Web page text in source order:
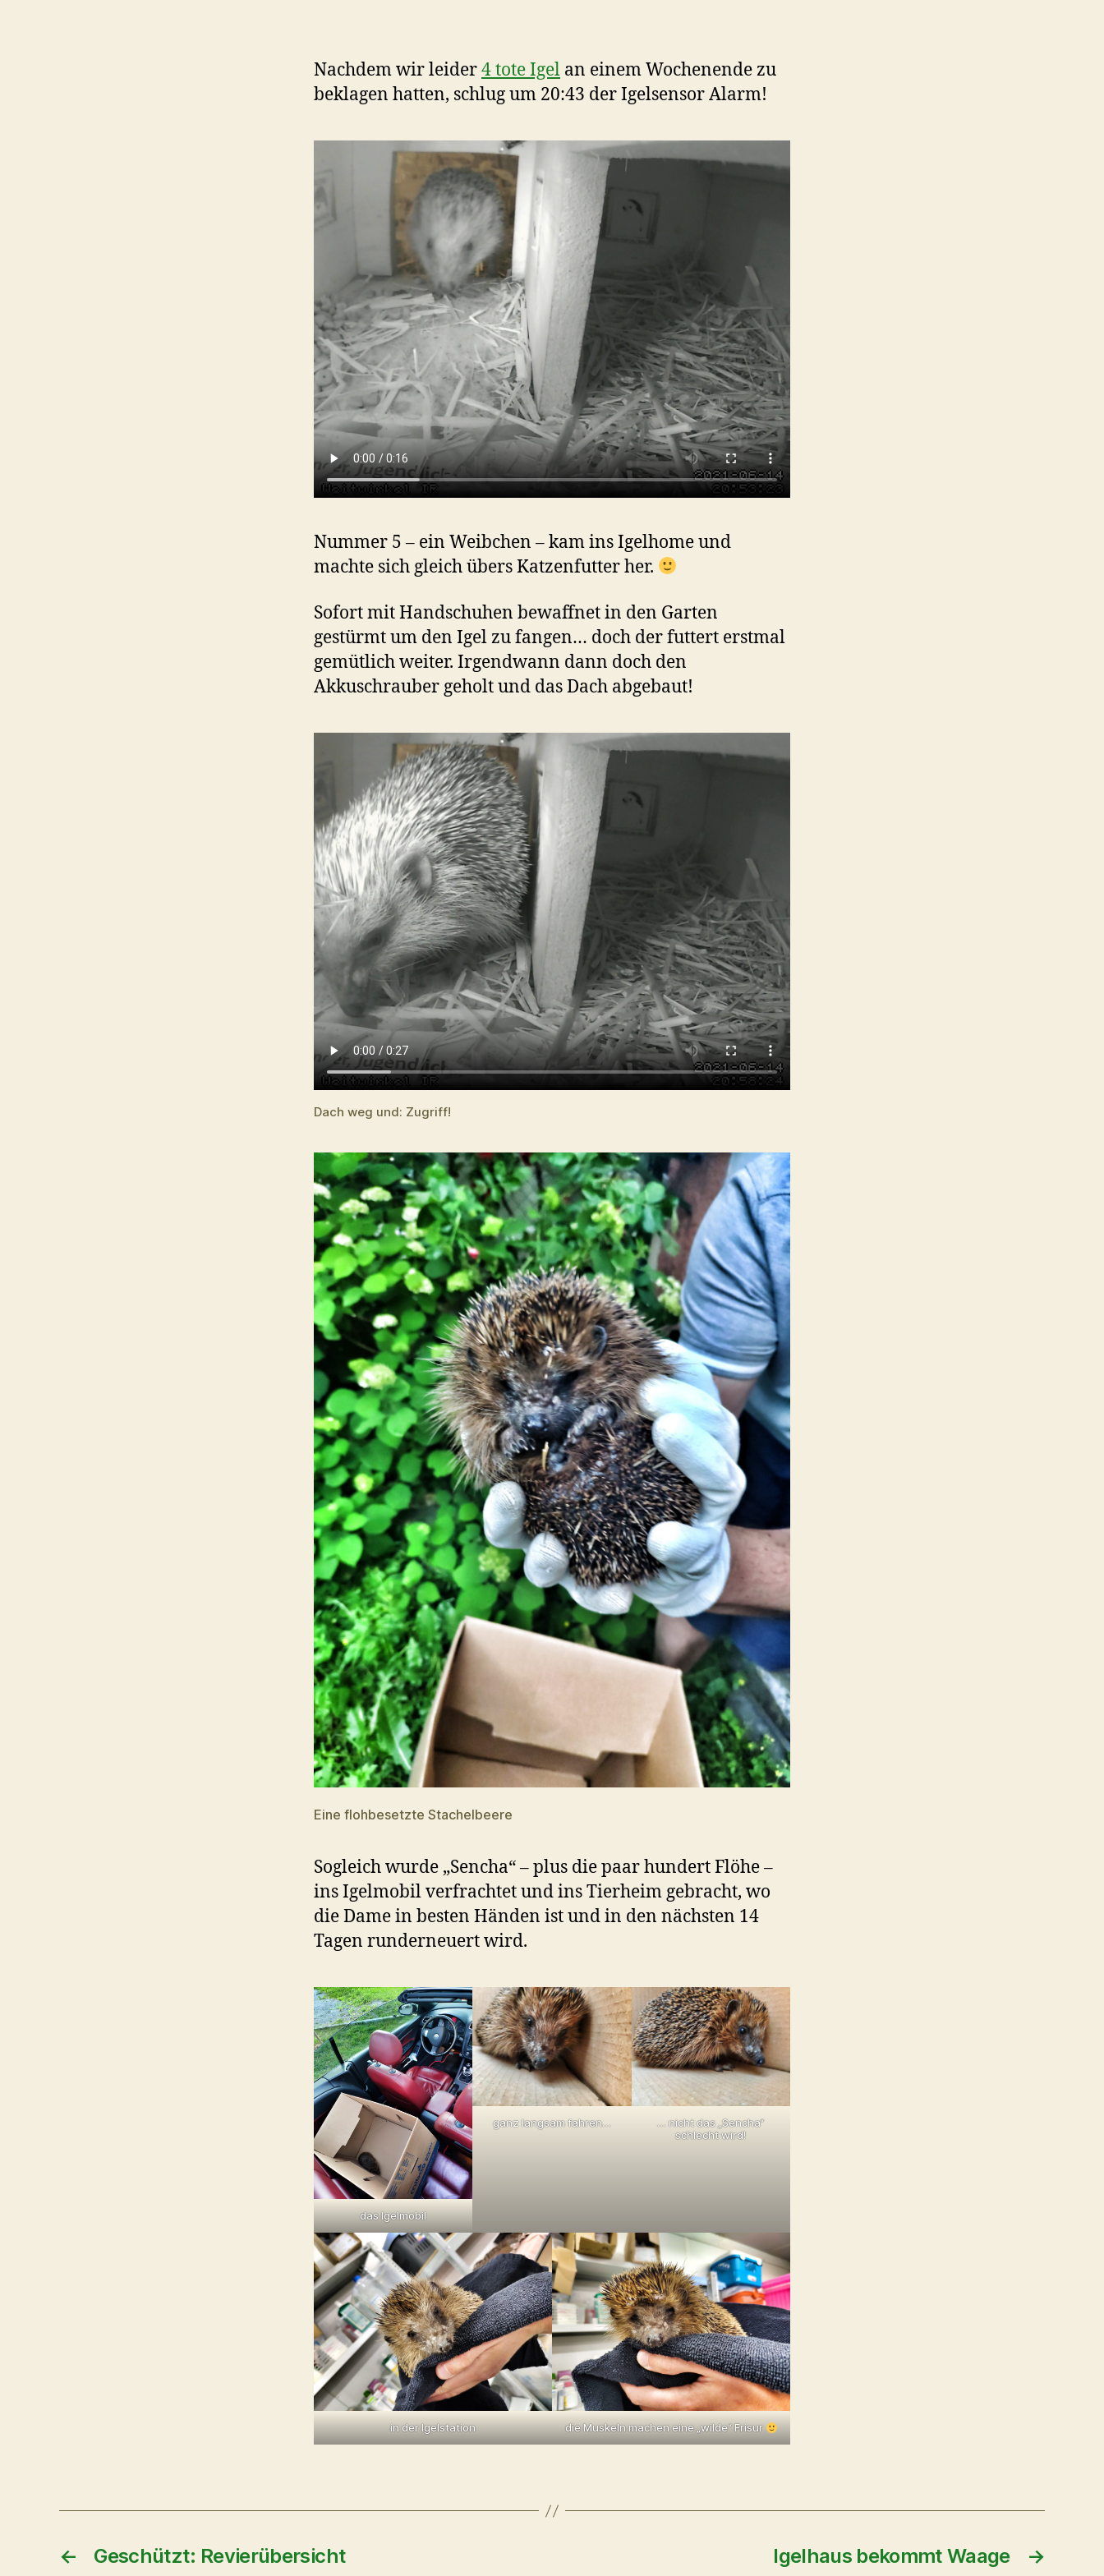
Nachdem wir leider4 tote Igel an einem Wochenende zu
beklagen hatten, schlug um 20:43 der Igelsensor Alarm!
Nummer 5 – ein Weibchen – kam ins Igelhome und
machte sich gleich übers Katzenfutter her.
Sofort mit Handschuhen bewaffnet in den Garten
gestürmt um den Igel zu fangen… doch der futtert erstmal
gemütlich weiter. Irgendwann dann doch den
Akkuschrauber geholt und das Dach abgebaut!
Dach weg und: Zugriff!
Eine flohbesetzte Stachelbeere
Sogleich wurde „Sencha“ – plus die paar hundert Flöhe –
ins Igelmobil verfrachtet und ins Tierheim gebracht, wo
die Dame in besten Händen ist und in den nächsten 14
Tagen runderneuert wird.
das Igelmobil
ganz langsam fahren…
… nicht das „Sencha“
schlecht wird!
in der Igelstation die Muskeln machen eine „wilde“ Frisur
← Geschützt: Revierübersicht →
Igelhaus bekommt Waage